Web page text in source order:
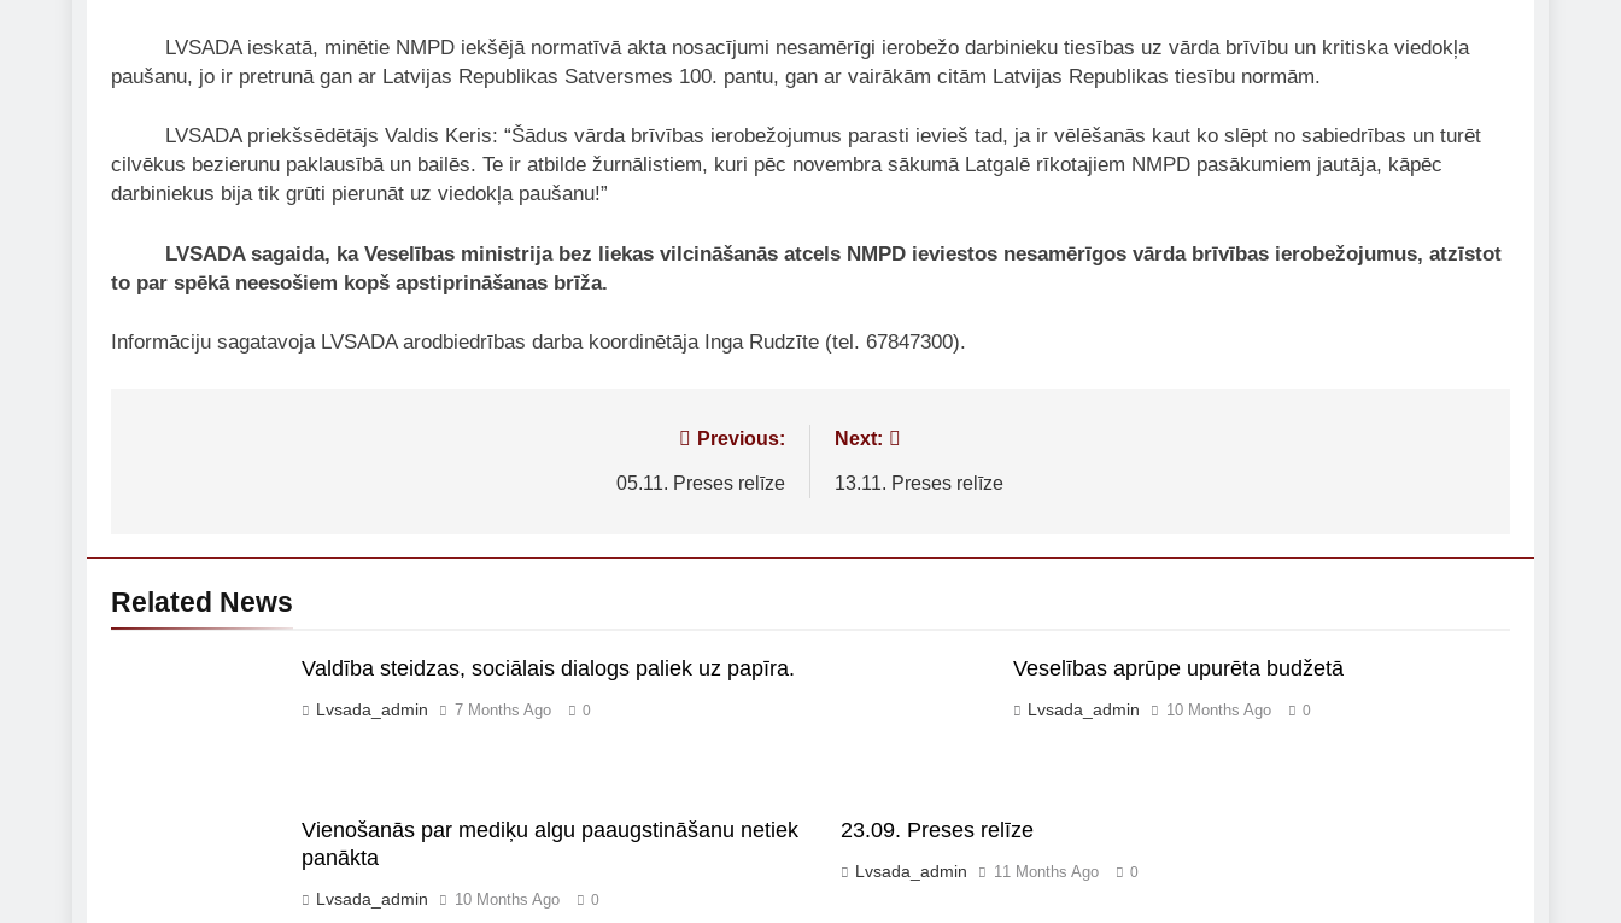
LVSADA ieskatā, minētie NMPD iekšējā normatīvā akta nosacījumi nesamērīgi ierobežo darbinieku tiesības uz vārda brīvību un kritiska viedokļa
paušanu, jo ir pretrunā gan ar Latvijas Republikas Satversmes 100. pantu, gan ar vairākām citām Latvijas Republikas tiesību normām.
LVSADA priekšsēdētājs Valdis Keris: “Šādus vārda brīvības ierobežojumus parasti ievieš tad, ja ir vēlēšanās kaut ko slēpt no sabiedrības un turēt
cilvēkus bezierunu paklausībā un bailēs. Te ir atbilde žurnālistiem, kuri pēc novembra sākumā Latgalē rīkotajiem NMPD pasākumiem jautāja, kāpēc
darbiniekus bija tik grūti pierunāt uz viedokļa paušanu!”
LVSADA sagaida, ka Veselības ministrija bez liekas vilcināšanās atcels NMPD ieviestos nesamērīgos vārda brīvības ierobežojumus, atzīstot
to par spēkā neesošiem kopš apstiprināšanas brīža.
Informāciju sagatavoja LVSADA arodbiedrības darba koordinētāja Inga Rudzīte (tel. 67847300).
Previous:
05.11. Preses relīze
Next:
13.11. Preses relīze
Related News
Valdība steidzas, sociālais dialogs paliek uz papīra.
Lvsada_admin 7 Months Ago 0
Veselības aprūpe upurēta budžetā
Lvsada_admin 10 Months Ago 0
Vienošanās par mediķu algu paaugstināšanu netiek
panākta
Lvsada_admin 10 Months Ago 0
23.09. Preses relīze
Lvsada_admin 11 Months Ago 0